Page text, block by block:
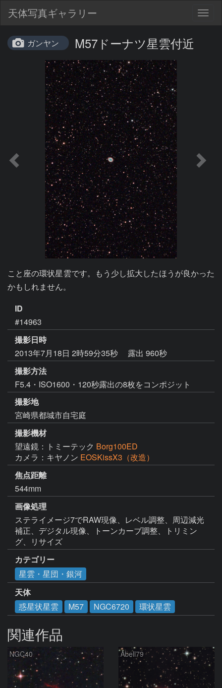
天体写真ギャラリー
ガンヤン M57ドーナツ星雲付近
こと座の環状星雲です。もう少し拡大したほうが良かった
かもしれません。
ID
#14963
撮影日時
2013年7月18日 2時59分35秒
露出 960秒
撮影方法
F5.4・ISO1600・120秒露出の8枚をコンポジット
撮影地
宮崎県都城市自宅庭
撮影機材
望遠鏡：トミーテック Borg100ED
カメラ：キヤノン EOSKissX3（改造）
焦点距離
544mm
画像処理
ステライメージ7でRAW現像、レベル調整、周辺減光
補正、デジタル現像、トーンカーブ調整、トリミン
グ、リサイズ
カテゴリー
星雲・星団・銀河
天体
惑星状星雲
M57 NGC6720 環状星雲
関連作品
NGC40 Abell79